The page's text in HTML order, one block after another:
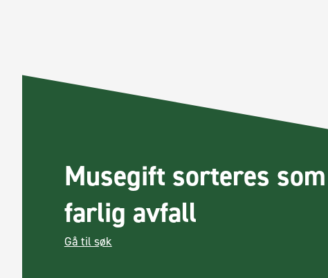
Musegift sorteres som
farlig avfall
Gå til søk